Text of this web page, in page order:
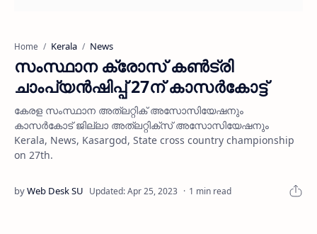
Home Kerala News
സംസ്ഥാന ക്രോസ് കണ്‍ട്രി
ചാംപ്യന്‍ഷിപ്പ് 27ന് കാസര്‍കോട്ട്
കേരള സംസ്ഥാന അത്‌ലറ്റിക് അസോസിയേഷനും
കാസര്‍കോട് ജില്ലാ അത്‌ലറ്റിക്‌സ് അസോസിയേഷനും
Kerala, News, Kasargod, State cross country championship
on 27th.
1 min read